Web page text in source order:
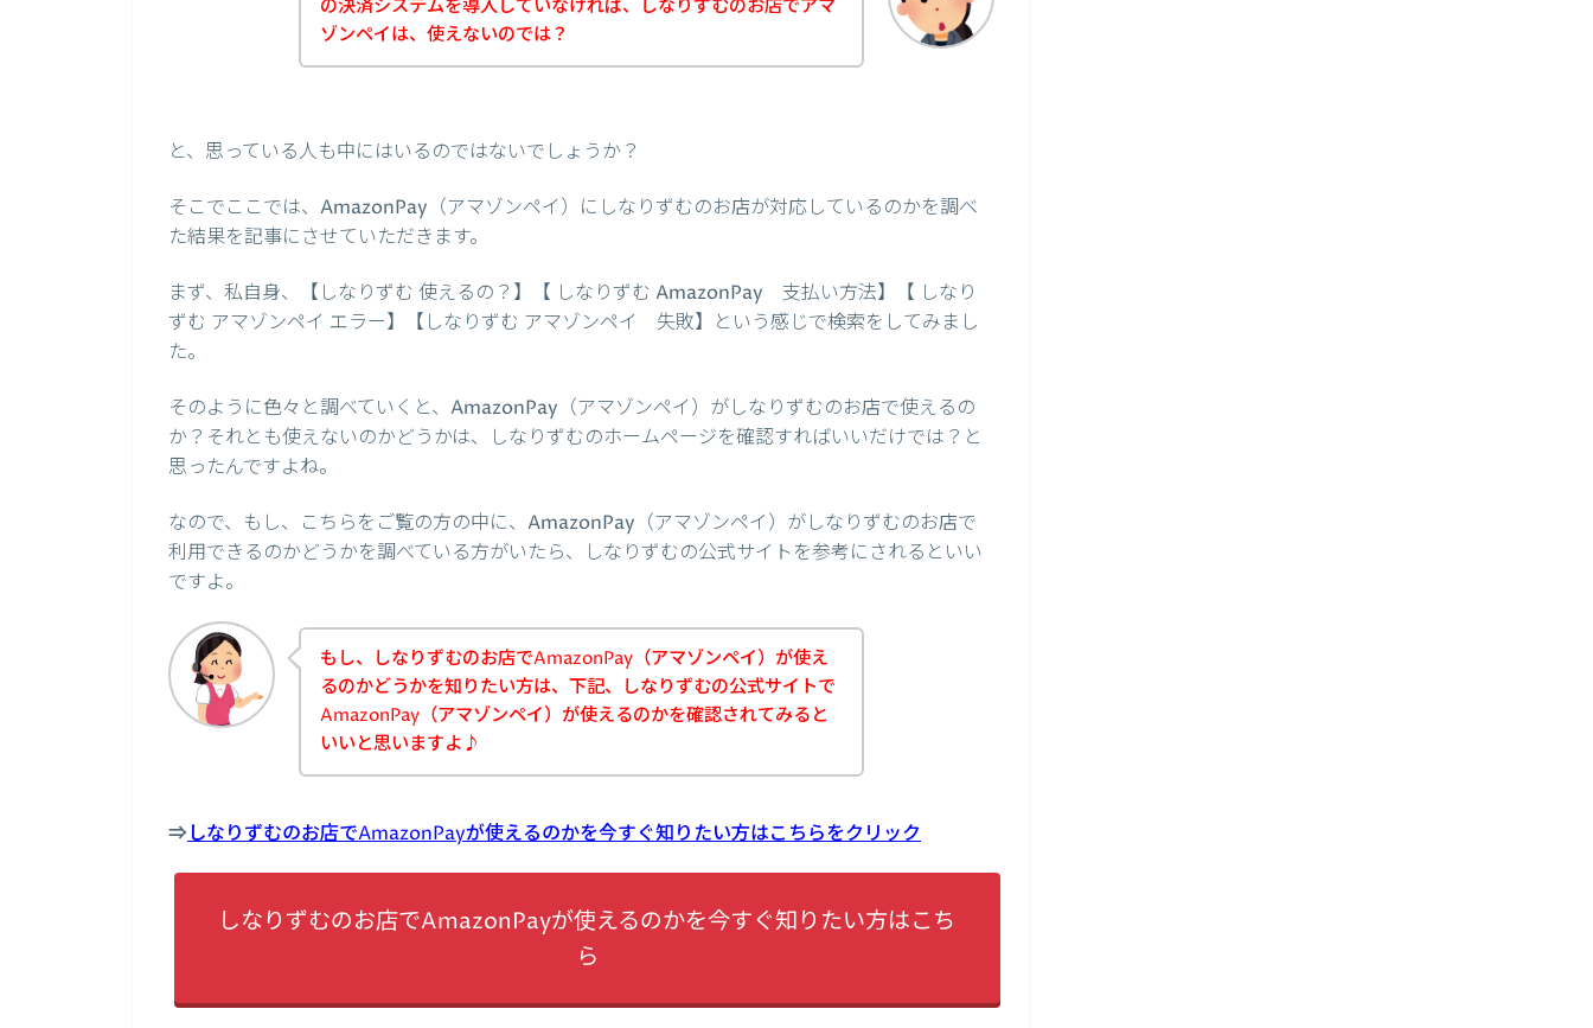
の決済システムを導入していなければ、しなりずむのお店でアマ
ゾンペイは、使えないのでは？
と、思っている人も中にはいるのではないでしょうか？
そこでここでは、AmazonPay（アマゾンペイ）にしなりずむのお店が対応しているのかを調べ
た結果を記事にさせていただきます。
まず、私自身、【しなりずむ 使えるの？】【 しなりずむ AmazonPay 支払い方法】【 しなり
ずむ アマゾンペイ エラー】【しなりずむ アマゾンペイ 失敗】という感じで検索をしてみまし
た。
そのように色々と調べていくと、AmazonPay（アマゾンペイ）がしなりずむのお店で使えるの
か？それとも使えないのかどうかは、しなりずむのホームページを確認すればいいだけでは？と
思ったんですよね。
なので、もし、こちらをご覧の方の中に、AmazonPay（アマゾンペイ）がしなりずむのお店で
利用できるのかどうかを調べている方がいたら、しなりずむの公式サイトを参考にされるといい
ですよ。
もし、しなりずむのお店でAmazonPay（アマゾンペイ）が使え
るのかどうかを知りたい方は、下記、しなりずむの公式サイトで
AmazonPay（アマゾンペイ）が使えるのかを確認されてみると
いいと思いますよ♪
⇒しなりずむのお店でAmazonPayが使えるのかを今すぐ知りたい方はこちらをクリック
しなりずむのお店でAmazonPayが使えるのかを今すぐ知りたい方はこち
ら